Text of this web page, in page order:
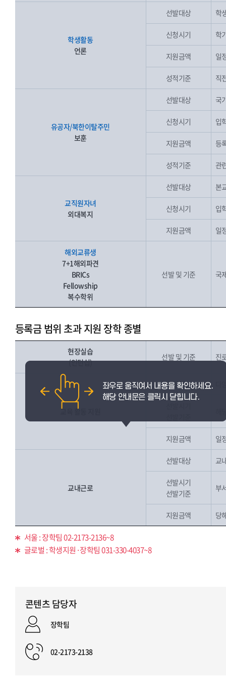
학생활동
언론
선발대상 학
신청시기 학
지원금액 일
성적기준 직
유공자/북한이탈주민
보훈
선발대상 국
신청시기 입
지원금액 등
성적기준 관
교직원자녀
외대복지
선발대상 본
신청시기 입
지원금액 일
해외교류생
7+1해외파견
BRICs
Fellowship
복수학위
선발 및 기준 국
등록금 범위 초과 지원 장학 종별
현장실습
(인턴십)
선발 및 기준 진
교육 활동 지원
선발대상
지원금액 일
교내근로
선발대상 교
선발시기
선발기준
부
지원금액 당
서울 : 장학팀 02-2173-2136~8
글로벌 : 학생지원·장학팀 031-330-4037~8
콘텐츠 담당자
장학팀
02-2173-2138